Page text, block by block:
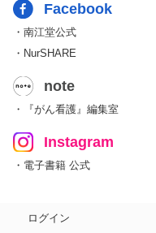
Facebook
・南江堂公式
・NurSHARE
note
・『がん看護』編集室
Instagram
・電子書籍 公式
ログイン